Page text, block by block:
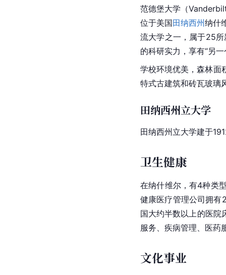
范德堡大学（
位于美国田纳西州纳什
流大学之一，属于25
的科研实力，享有“另
学校环境优美，森林面
特式古建筑和砖瓦玻璃
田纳西州立大学
田纳西州立大学建于
卫生健康
在纳什维尔，有4种类
健康医疗管理公司拥有
国大约半数以上的医院
服务、疾病管理、医药
文化事业